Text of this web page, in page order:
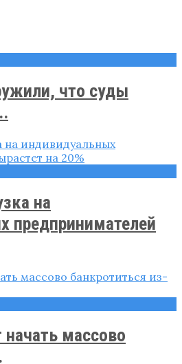
что суды
на
предпринимателей
массово